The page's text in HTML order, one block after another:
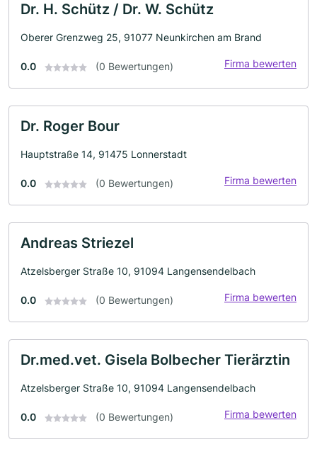
Dr. H. Schütz / Dr. W. Schütz
Oberer Grenzweg 25, 91077 Neunkirchen am Brand
0.0 (0 Bewertungen) Firma bewerten
Dr. Roger Bour
Hauptstraße 14, 91475 Lonnerstadt
0.0 (0 Bewertungen) Firma bewerten
Andreas Striezel
Atzelsberger Straße 10, 91094 Langensendelbach
0.0 (0 Bewertungen) Firma bewerten
Dr.med.vet. Gisela Bolbecher Tierärztin
Atzelsberger Straße 10, 91094 Langensendelbach
0.0 (0 Bewertungen) Firma bewerten